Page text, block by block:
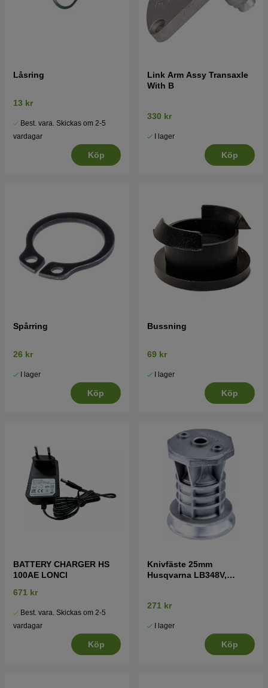
Låsring
13 kr
Best. vara. Skickas om 2-5
vardagar
Köp
Link Arm Assy Transaxle
With B
330 kr
I lager
Köp
Spårring
26 kr
I lager
Köp
Bussning
69 kr
I lager
Köp
BATTERY CHARGER HS
100AE LONCI
671 kr
Best. vara. Skickas om 2-5
vardagar
Köp
Knivfäste 25mm
Husqvarna LB348V,
271 kr
I lager
Köp